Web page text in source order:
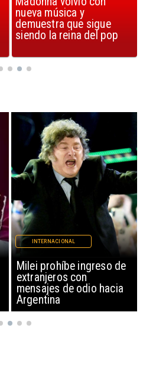
nueva música y
demuestra que sigue
siendo la reina del pop
EEUU intercepta misiles
iraníes y lanza ataques
en Oriente Medio
INTERNACIONAL